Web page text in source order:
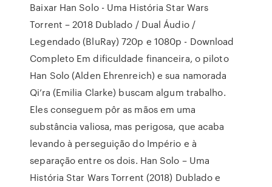
Baixar Han Solo - Uma História Star Wars
Torrent – 2018 Dublado / Dual Áudio /
Legendado (BluRay) 720p e 1080p - Download
Completo Em dificuldade financeira, o piloto
Han Solo (Alden Ehrenreich) e sua namorada
Qi’ra (Emilia Clarke) buscam algum trabalho.
Eles conseguem pôr as mãos em uma
substância valiosa, mas perigosa, que acaba
levando à perseguição do Império e à
separação entre os dois. Han Solo – Uma
História Star Wars Torrent (2018) Dublado e